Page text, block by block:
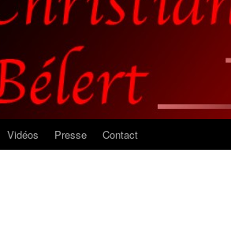
Vidéos Presse Contact